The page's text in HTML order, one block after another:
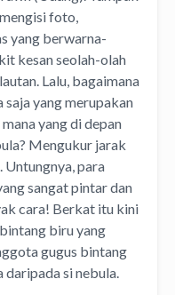
foto,
yang berwarna-
kesan seolah-olah
Lalu, bagaimana
yang merupakan
yang di depan
Mengukur jarak
para
sangat pintar dan
cara! Berkat itu kini
biru yang
gugus bintang
si nebula.